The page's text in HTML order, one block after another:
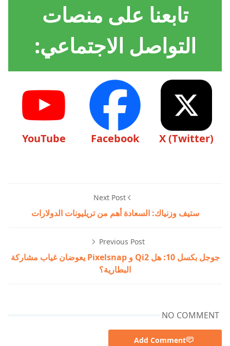
تابعنا على منصات
التواصل الاجتماعي:
X (Twitter)
Facebook
YouTube
Next Post
ستيف وزنياك: السعادة أهم من تريليونات الدولارات
Previous Post
جوجل بكسل 10: هل Qi2 و Pixelsnap يعوضان غياب مشاركة
البطارية؟
NO COMMENT
Add Comment